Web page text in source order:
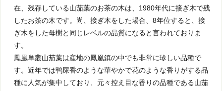
在、残存している山茄葉のお茶の木は、1980年代に接ぎ木で残
したお茶の木です。尚、接ぎ木をした場合、8年位すると、接
ぎ木をした母樹と同じレベルの品質になると言われておりま
す。
鳳凰単叢山茄葉は産地の鳳凰鎮の中でも非常に珍しい品種で
す。近年では鸭屎香のような華やかで花のような香りがする品
種に人気が集中しており、元々控え目な香りの品種である山茄